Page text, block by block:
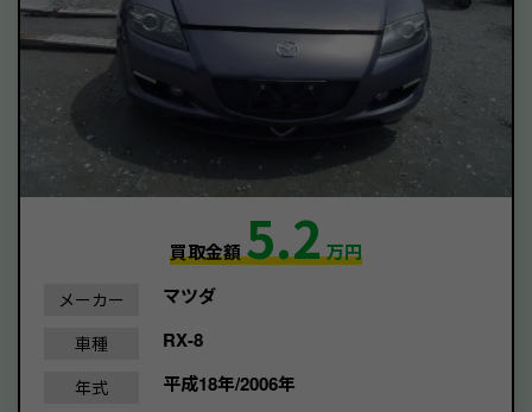
買取金額5.2万円
メーカー マツダ
車種 RX-8
年式 平成18年/2006年